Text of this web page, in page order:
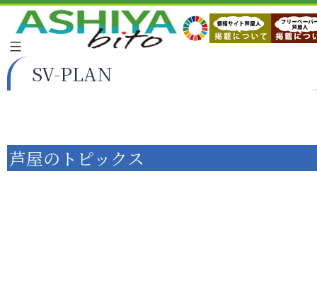
SV-PLAN
芦屋のトピックス